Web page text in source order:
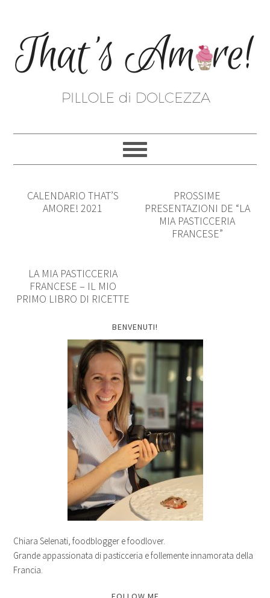
CALENDARIO THAT’S
AMORE! 2021
PROSSIME
PRESENTAZIONI DE “LA
MIA PASTICCERIA
FRANCESE”
LA MIA PASTICCERIA
FRANCESE – IL MIO
PRIMO LIBRO DI RICETTE
BENVENUTI!
Chiara Selenati, foodblogger e foodlover.
Grande appassionata di pasticceria e follemente innamorata della
Francia.